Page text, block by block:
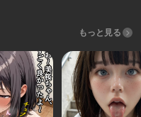
もっと見る